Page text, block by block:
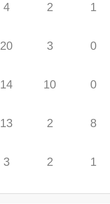
4
20
14
13
3
2
3
10
2
2
1
0
0
8
1